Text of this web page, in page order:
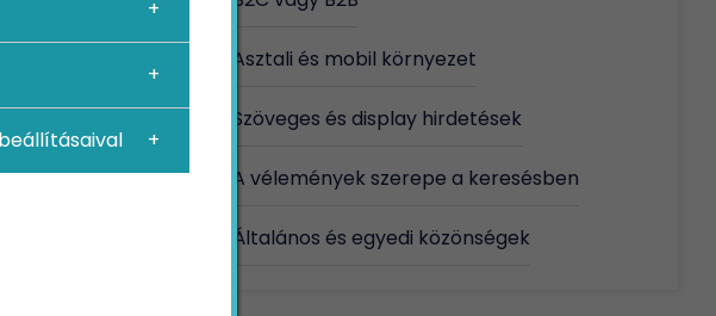
Asztali és mobil környezet
Szöveges és display hirdetések
A vélemények szerepe a keresésben
Általános és egyedi közönségek